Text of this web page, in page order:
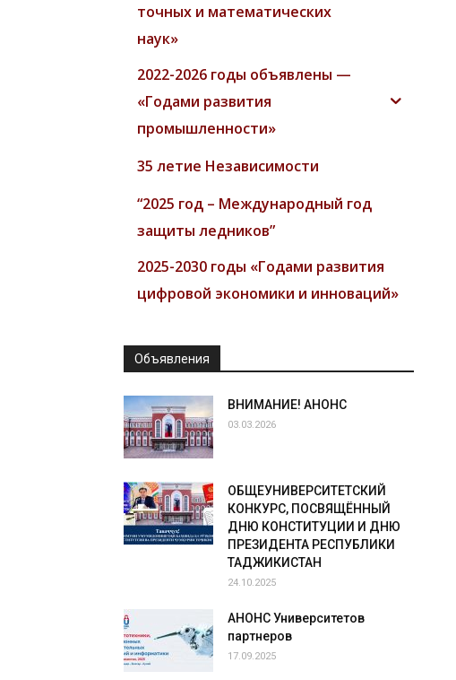
точных и математических
наук»
2022-2026 годы объявлены —
«Годами развития
промышленности»
35 летие Независимости
“2025 год – Международный год
защиты ледников”
2025-2030 годы «Годами развития
цифровой экономики и инноваций»
Объявления
ВНИМАНИЕ! АНОНС
03.03.2026
ОБЩЕУНИВЕРСИТЕТСКИЙ
КОНКУРС, ПОСВЯЩЁННЫЙ
ДНЮ КОНСТИТУЦИИ И ДНЮ
ПРЕЗИДЕНТА РЕСПУБЛИКИ
ТАДЖИКИСТАН
24.10.2025
АНОНС Университетов
партнеров
17.09.2025